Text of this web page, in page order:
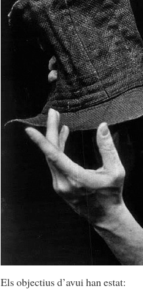
Els objectius d’avui han estat: